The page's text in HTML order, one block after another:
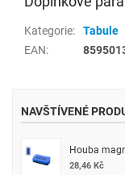
Kategorie:
Tabule
EAN:
NAVŠTÍVENÉ
Houba
28,46 Kč